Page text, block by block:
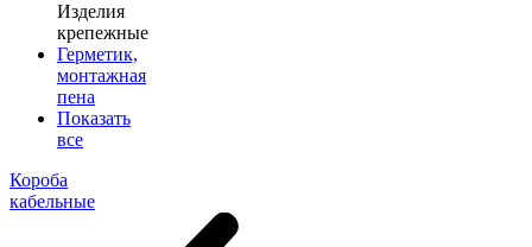
Изделия
крепежные
Герметик,
монтажная
пена
Показать
все
Короба
кабельные